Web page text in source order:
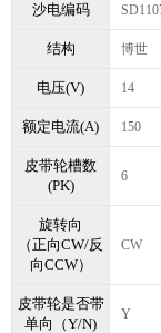
沙电编码
结构 博世
电压(V) 14
额定电流(A) 150
皮带轮槽数
(PK)
6
旋转向
（正向CW/反
向CCW）
CW
皮带轮是否带
单向（Y/N)
Y